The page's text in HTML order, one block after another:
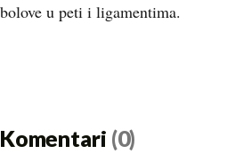
bolove u peti i ligamentima.
Komentari (0)